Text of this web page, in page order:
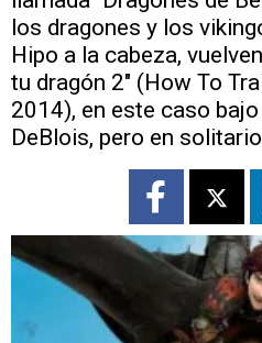
los dragones y los
Hipo a la cabeza,
tu dragón 2" (How To
2014), en este caso
DeBlois, pero en